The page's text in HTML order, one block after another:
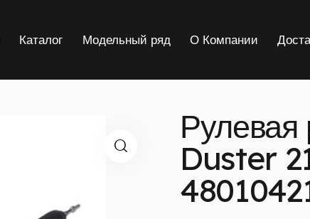
Каталог Модельный ряд О Компании
Рулевая
Duster